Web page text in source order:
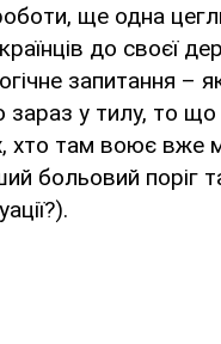
ще одна
до своєї
запитання –
зараз у тилу, то що
хто там воює вже
больовий поріг